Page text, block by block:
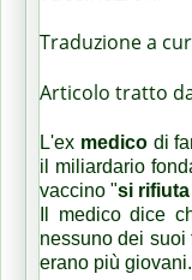
Traduzione a
Articolo tratto
L'ex medicodi
il miliardario
vaccino "si
Il medico dice
nessuno dei
erano più giovani.